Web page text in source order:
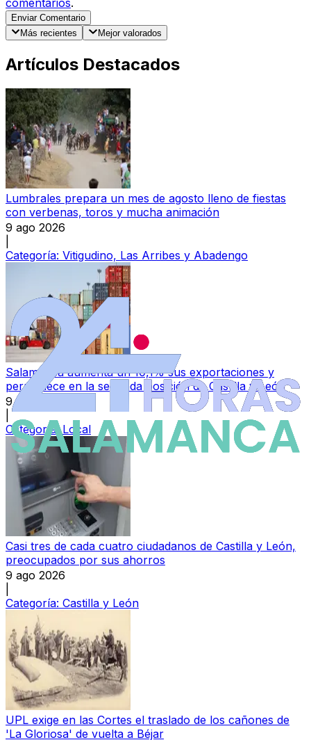
Enviar Comentario
Más recientes
Mejor valorados
Artículos Destacados
Lumbrales prepara un mes de agosto lleno de fiestas
con verbenas, toros y mucha animación
9 ago 2026
Categoría: Vitigudino, Las Arribes y Abadengo
Salamanca aumenta un 10,1% sus exportaciones y
permanece en la segunda posición de Castilla y León
9 ago 2026
Categoría:Local
Casi tres de cada cuatro ciudadanos de Castilla y León,
preocupados por sus ahorros
9 ago 2026
Categoría: Castilla y León
UPL exige en las Cortes el traslado de los cañones de
'La Gloriosa' de vuelta a Béjar